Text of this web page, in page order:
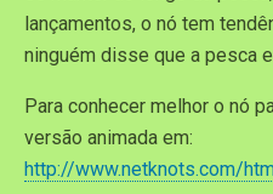
lançamentos, o nó tem
ninguém disse que a pesca
Para conhecer melhor o nó
versão animada em:
http://www.netknots.com/